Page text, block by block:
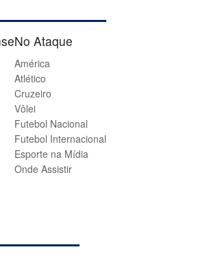
No Ataque
América
Atlético
Cruzeiro
Vôlei
Futebol Nacional
Futebol Internacional
Esporte na Mídia
Onde Assistir